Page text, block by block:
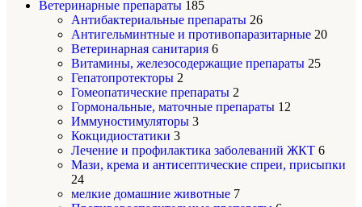
Ветеринарные препараты 185
Антибактериальные препараты 26
Антигельминтные и противопаразитарные 20
Ветеринарная санитария 6
Витамины, железосодержащие препараты 25
Гепатопротекторы 2
Гомеопатические препараты 2
Гормональные, маточные препараты 12
Иммуностимуляторы 3
Кокцидиостатики 3
Лечение и профилактика заболеваний ЖКТ 6
Мази, крема и антисептические спреи, присыпки
24
мелкие домашние животные 7